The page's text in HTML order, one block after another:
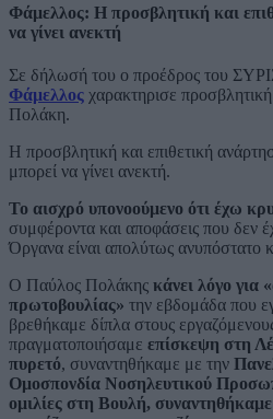
Φάμελλος: Η προσβλητική και
να γίνει ανεκτή
Σε δήλωσή του ο προέδρος του
Φάμελλος χαρακτηρισε προσβλητική
Πολάκη.
Η προσβλητική και επιθετική
μπορεί να γίνει ανεκτή.
Το αισχρό υπονοούμενο ότι έχω
συμφέροντα και αποφάσεις που δεν
Όργανα είναι απολύτως ανυπόστατο
Ο Παύλος Πολάκης κάνει λόγο για
πρωτοβουλίας» την εβδομάδα που
βρεθήκαμε δίπλα στους
πραγματοποιήσαμε επίσκεψη στη
πυρετό, συναντηθήκαμε με την
Ομοσπονδία Νοσηλευτικού
ομιλίες στη Βουλή,